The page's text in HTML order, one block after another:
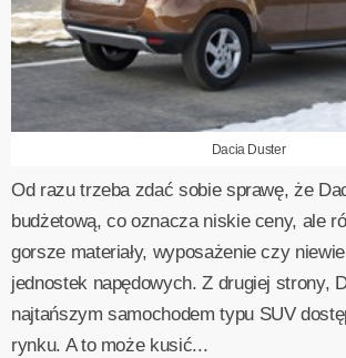
Dacia Duster
Od razu trzeba zdać sobie sprawę, że
budżetową, co oznacza niskie ceny, ale
gorsze materiały, wyposażenie czy
jednostek napędowych. Z drugiej strony,
najtańszym samochodem typu SUV
rynku. A to może kusić...